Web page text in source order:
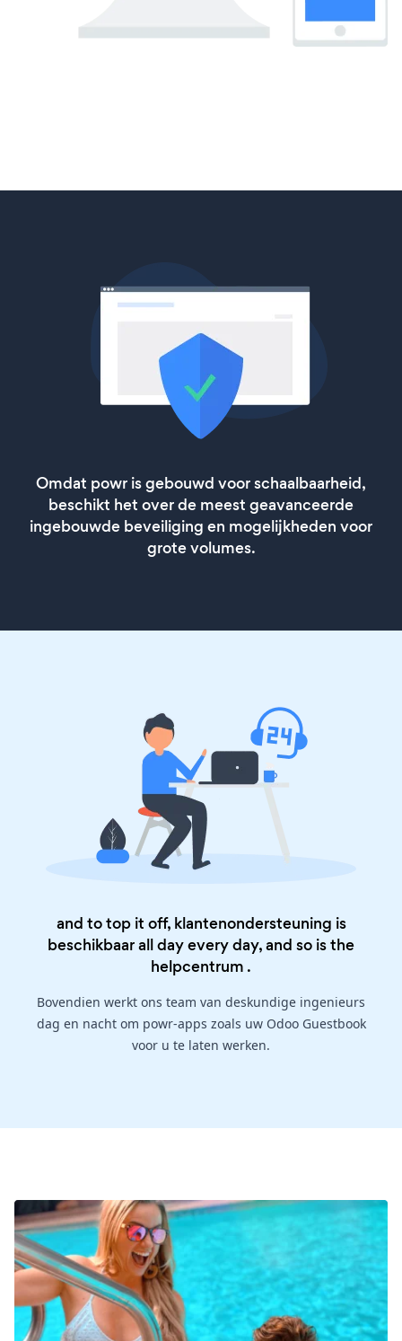
Omdat powr is gebouwd voor schaalbaarheid,
beschikt het over de meest geavanceerde
ingebouwde beveiliging en mogelijkheden voor
grote volumes.
and to top it off, klantenondersteuning is
beschikbaar all day every day, and so is the
helpcentrum .
Bovendien werkt ons team van deskundige ingenieurs
dag en nacht om powr-apps zoals uw Odoo Guestbook
voor u te laten werken.